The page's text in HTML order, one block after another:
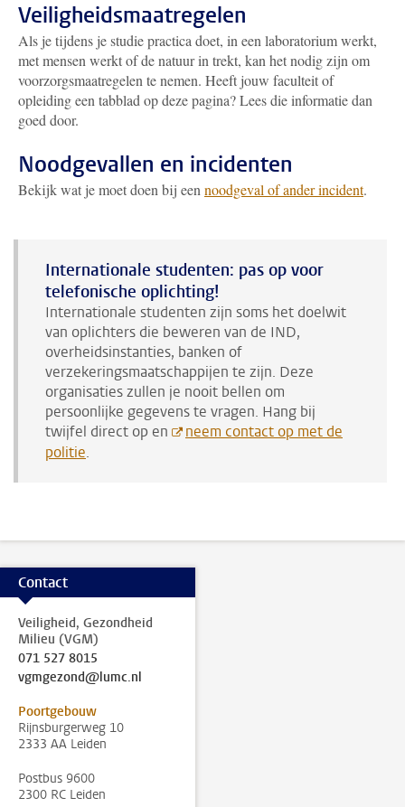
Veiligheidsmaatregelen
Als je tijdens je studie practica doet, in een laboratorium werkt,
met mensen werkt of de natuur in trekt, kan het nodig zijn om
voorzorgsmaatregelen te nemen. Heeft jouw faculteit of
opleiding een tabblad op deze pagina? Lees die informatie dan
goed door.
Noodgevallen en incidenten
Bekijk wat je moet doen bij een noodgeval of ander incident.
Internationale studenten: pas op voor
telefonische oplichting!
Internationale studenten zijn soms het doelwit
van oplichters die beweren van de IND,
overheidsinstanties, banken of
verzekeringsmaatschappijen te zijn. Deze
organisaties zullen je nooit bellen om
persoonlijke gegevens te vragen. Hang bij
twijfel direct op en
neem contact op met de
politie.
Contact
Veiligheid, Gezondheid
Milieu (VGM)
071 527 8015
vgmgezond@lumc.nl
Poortgebouw
Rijnsburgerweg 10
2333 AA Leiden
Postbus 9600
2300 RC Leiden